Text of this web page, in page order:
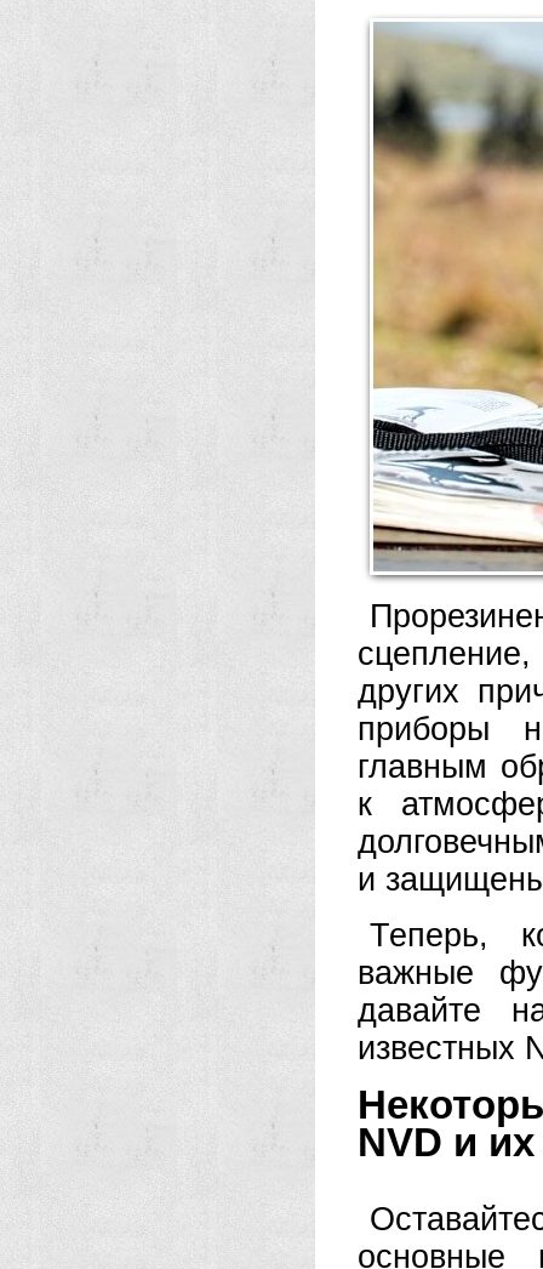
других
приборы
главным
к
и
Теперь,
важные
давайте
известных
NVD и
основные